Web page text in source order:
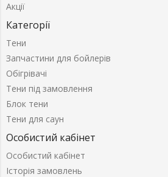
Акції
Категорії
Тени
Запчастини для бойлерів
Обігрівачі
Тени під замовлення
Блок тени
Тени для саун
Особистий кабінет
Особистий кабінет
Історія замовлень